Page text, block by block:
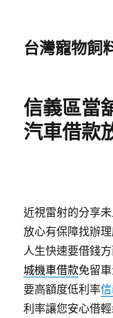
台灣寵物飼
信義區當
汽車借款
近視雷射的分享
放心有保障找辦
人生快速要借錢
城機車借款免留
要高額度低利率
利率讓您安心借